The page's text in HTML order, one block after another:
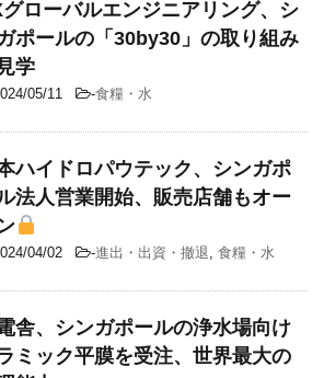
グローバルエンジニアリング、シ
ポールの「30by30」の取り組み
学
05/11 -食糧・水
ハイドロパウテック、シンガポ
法人営業開始、販売店舗もオー
04/02 -進出・出資・撤退 食糧・水
舎、シンガポールの浄水場向け
ミック平膜を受注、世界最大の